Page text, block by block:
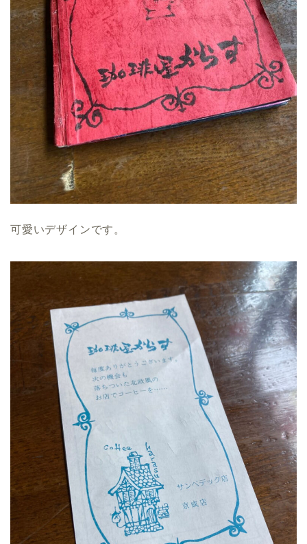
可愛いデザインです。